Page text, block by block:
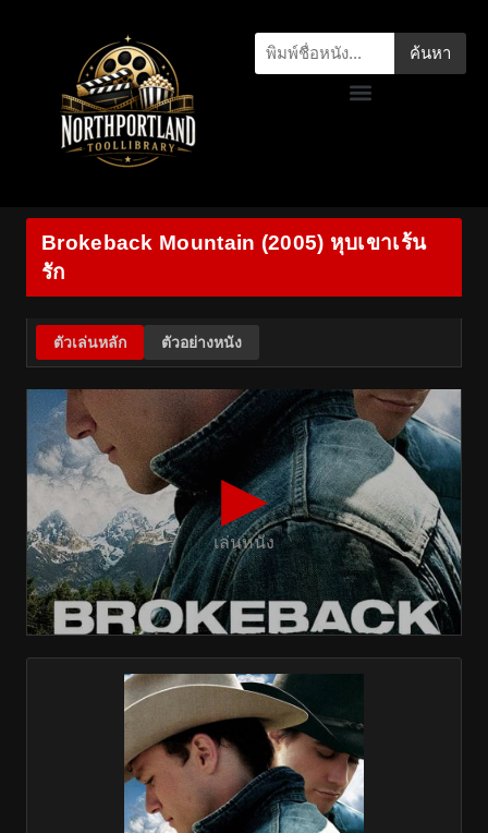
ค้นหา
Brokeback Mountain (2005) หุบเขาเร้น
รัก
ตัวเล่นหลัก ตัวอย่างหนัง
▶
เล่นหนัง